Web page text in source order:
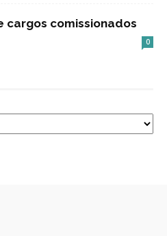
cargos comissionados
0